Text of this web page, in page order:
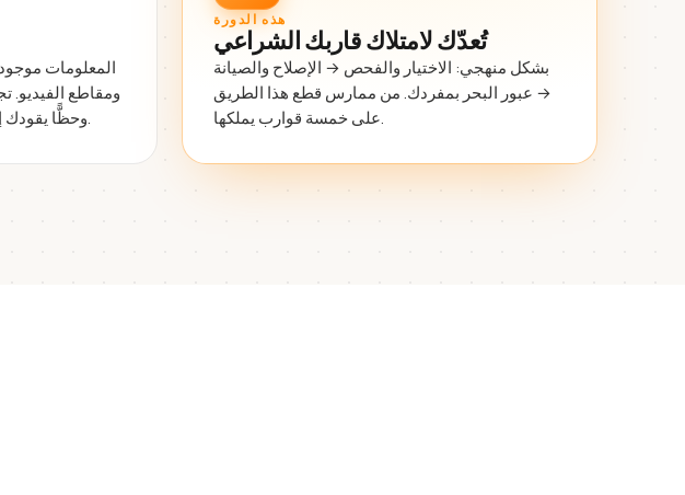
المعلومات
ومقاطع الفيديو.
وحظًّا يقودك إلى ما تحتاجه في اللحظة المناسبة.
هذه الدورة
تُعدّك لامتلاك قاربك الشراعي
بشكل منهجي: الاختيار والفحص → الإصلاح والصيانة
→ عبور البحر بمفردك. من ممارس قطع هذا الطريق
على خمسة قوارب يملكها.